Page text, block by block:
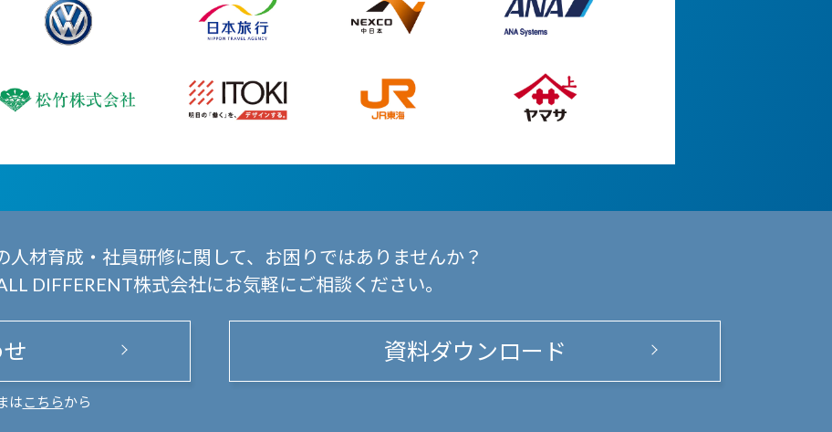
人材育成・社員研修に関して、
お困りではありませんか？
DIFFERENT株式会社にお気軽にご相談ください。
は こちらから
資料ダウンロード